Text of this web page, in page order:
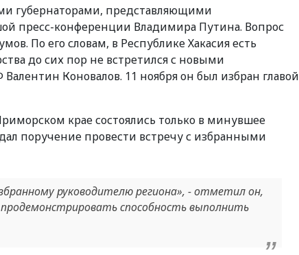
губернаторами, представляющими
пресс-конференции Владимира Путина. Вопрос
По его словам, в Республике Хакасия есть
до сих пор не встретился с новыми
Коновалов. 11 ноября он был избран главой
крае состоялись только в минувшее
поручение провести встречу с избранными
руководителю региона», - отметил он,
способность выполнить